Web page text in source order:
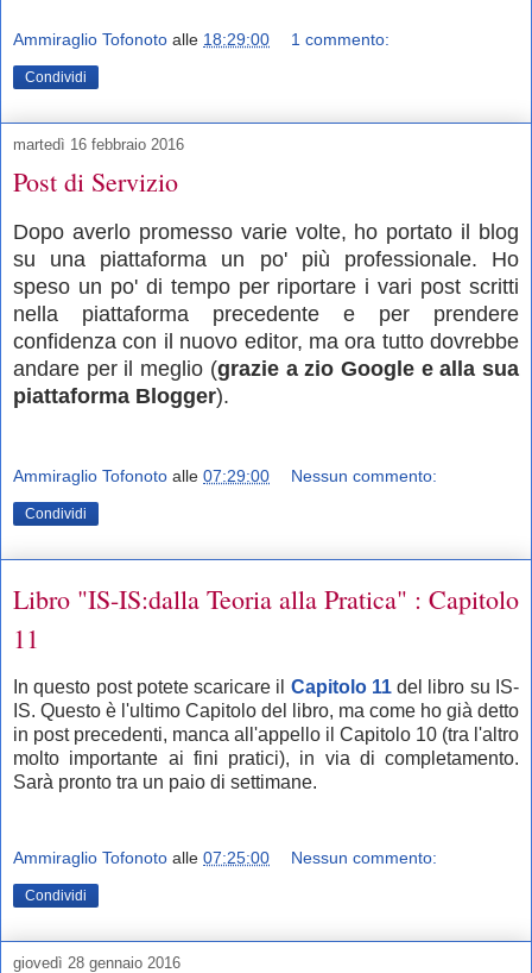
Ammiraglio Tofonoto alle 18:29:00 1 commento:
Condividi
martedì 16 febbraio 2016
Post di Servizio
Dopo averlo promesso varie volte, ho portato il blog
su una piattaforma un po' più professionale. Ho
speso un po' di tempo per riportare i vari post scritti
nella piattaforma precedente e per prendere
confidenza con il nuovo editor, ma ora tutto dovrebbe
andare per il meglio (grazie a zio Google e alla sua
piattaforma Blogger).
Ammiraglio Tofonoto alle 07:29:00 Nessun commento:
Condividi
Libro "IS-IS:dalla Teoria alla Pratica" : Capitolo
11
In questo post potete scaricare il Capitolo 11del libro su IS-
IS. Questo è l'ultimo Capitolo del libro, ma come ho già detto
in post precedenti, manca all'appello il Capitolo 10 (tra l'altro
molto importante ai fini pratici), in via di completamento.
Sarà pronto tra un paio di settimane.
Ammiraglio Tofonoto alle 07:25:00 Nessun commento:
Condividi
giovedì 28 gennaio 2016